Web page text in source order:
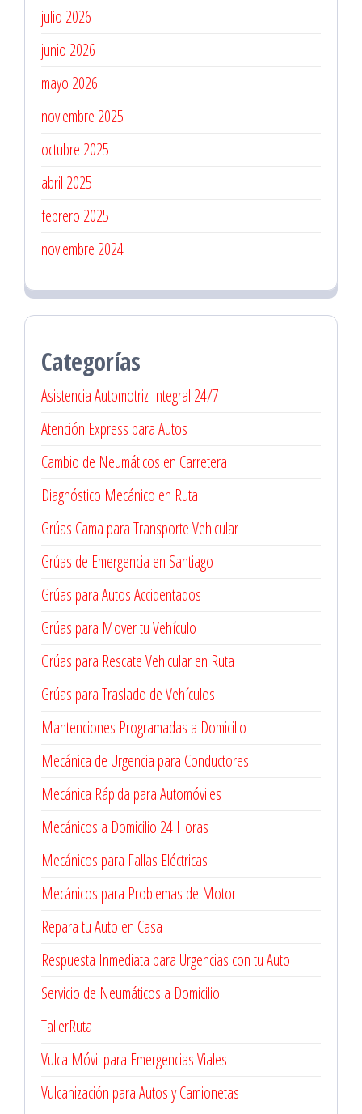
julio 2026
junio 2026
mayo 2026
noviembre 2025
octubre 2025
abril 2025
febrero 2025
noviembre 2024
Categorías
Asistencia Automotriz Integral 24/7
Atención Express para Autos
Cambio de Neumáticos en Carretera
Diagnóstico Mecánico en Ruta
Grúas Cama para Transporte Vehicular
Grúas de Emergencia en Santiago
Grúas para Autos Accidentados
Grúas para Mover tu Vehículo
Grúas para Rescate Vehicular en Ruta
Grúas para Traslado de Vehículos
Mantenciones Programadas a Domicilio
Mecánica de Urgencia para Conductores
Mecánica Rápida para Automóviles
Mecánicos a Domicilio 24 Horas
Mecánicos para Fallas Eléctricas
Mecánicos para Problemas de Motor
Repara tu Auto en Casa
Respuesta Inmediata para Urgencias con tu Auto
Servicio de Neumáticos a Domicilio
TallerRuta
Vulca Móvil para Emergencias Viales
Vulcanización para Autos y Camionetas